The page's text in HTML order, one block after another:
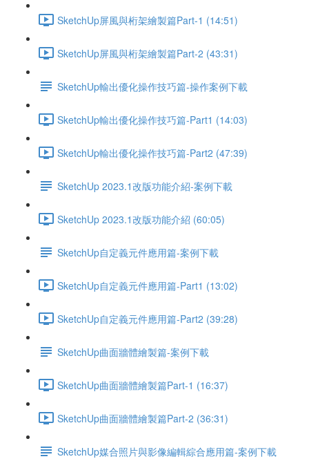
SketchUp屏風與桁架繪製篇Part-1 (14:51)
SketchUp屏風與桁架繪製篇Part-2 (43:31)
SketchUp輸出優化操作技巧篇-操作案例下載
SketchUp輸出優化操作技巧篇-Part1 (14:03)
SketchUp輸出優化操作技巧篇-Part2 (47:39)
SketchUp 2023.1改版功能介紹-案例下載
SketchUp 2023.1改版功能介紹 (60:05)
SketchUp自定義元件應用篇-案例下載
SketchUp自定義元件應用篇-Part1 (13:02)
SketchUp自定義元件應用篇-Part2 (39:28)
SketchUp曲面牆體繪製篇-案例下載
SketchUp曲面牆體繪製篇Part-1 (16:37)
SketchUp曲面牆體繪製篇Part-2 (36:31)
SketchUp媒合照片與影像編輯綜合應用篇-案例下載